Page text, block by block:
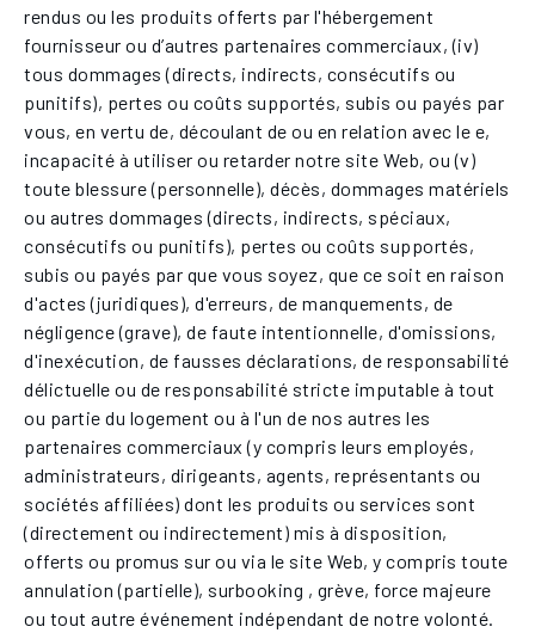
rendus ou les produits offerts par l'hébergement
fournisseur ou d’autres partenaires commerciaux, (iv)
tous dommages (directs, indirects, consécutifs ou
punitifs), pertes ou coûts supportés, subis ou payés par
vous, en vertu de, découlant de ou en relation avec le e,
incapacité à utiliser ou retarder notre site Web, ou (v)
toute blessure (personnelle), décès, dommages matériels
ou autres dommages (directs, indirects, spéciaux,
consécutifs ou punitifs), pertes ou coûts supportés,
subis ou payés par que vous soyez, que ce soit en raison
d'actes (juridiques), d'erreurs, de manquements, de
négligence (grave), de faute intentionnelle, d'omissions,
d'inexécution, de fausses déclarations, de responsabilité
délictuelle ou de responsabilité stricte imputable à tout
ou partie du logement ou à l'un de nos autres les
partenaires commerciaux (y compris leurs employés,
administrateurs, dirigeants, agents, représentants ou
sociétés affiliées) dont les produits ou services sont
(directement ou indirectement) mis à disposition,
offerts ou promus sur ou via le site Web, y compris toute
annulation (partielle), surbooking , grève, force majeure
ou tout autre événement indépendant de notre volonté.